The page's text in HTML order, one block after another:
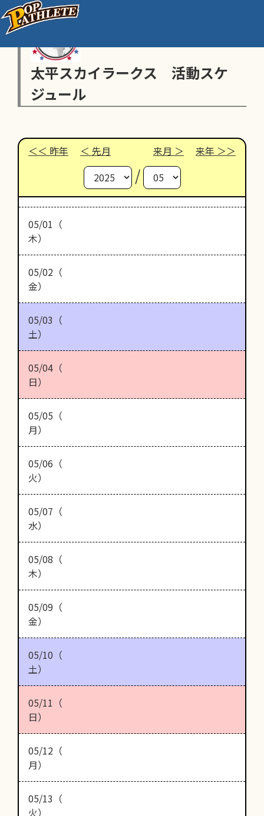
太平スカイラークス 活動スケ
ジュール
昨年 先月 来月 来年
/
05/01（
木）
05/02（
金）
05/03（
土）
05/04（
日）
05/05（
月）
05/06（
火）
05/07（
水）
05/08（
木）
05/09（
金）
05/10（
土）
05/11（
日）
05/12（
月）
05/13（
火）